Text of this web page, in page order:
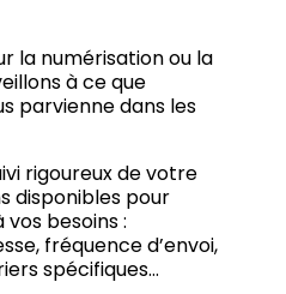
la numérisation ou la
à ce que
parvienne dans les
rigoureux de votre
disponibles pour
besoins :
fréquence d’envoi,
spécifiques…